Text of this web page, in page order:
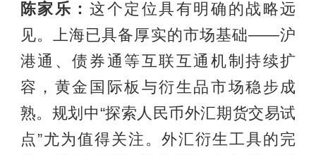
陈家乐： 这个定位具有明确的战略远
见。上海已具备厚实的市场基础——沪
港通、债券通等互联互通机制持续扩
容，黄金国际板与衍生品市场稳步成
熟。规划中“探索人民币外汇期货交易试
点”尤为值得关注。外汇衍生工具的完